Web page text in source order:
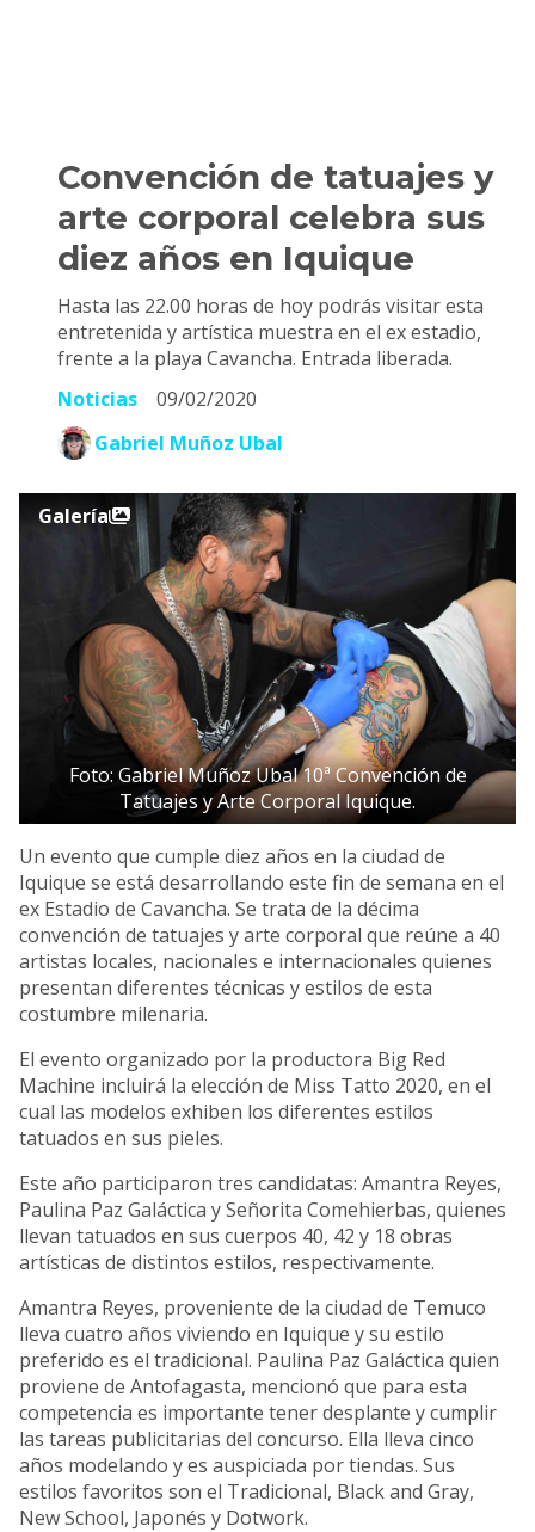
Convención de tatuajes y
arte corporal celebra sus
diez años en Iquique
Hasta las 22.00 horas de hoy podrás visitar esta
entretenida y artística muestra en el ex estadio,
frente a la playa Cavancha. Entrada liberada.
Noticias
09/02/2020
Gabriel Muñoz Ubal
Foto: Gabriel Muñoz Ubal 10ª Convención de
Tatuajes y Arte Corporal Iquique.
Galería
Un evento que cumple diez años en la ciudad de
Iquique se está desarrollando este fin de semana en el
ex Estadio de Cavancha. Se trata de la décima
convención de tatuajes y arte corporal que reúne a 40
artistas locales, nacionales e internacionales quienes
presentan diferentes técnicas y estilos de esta
costumbre milenaria.
El evento organizado por la productora Big Red
Machine incluirá la elección de Miss Tatto 2020, en el
cual las modelos exhiben los diferentes estilos
tatuados en sus pieles.
Este año participaron tres candidatas: Amantra Reyes,
Paulina Paz Galáctica y Señorita Comehierbas, quienes
llevan tatuados en sus cuerpos 40, 42 y 18 obras
artísticas de distintos estilos, respectivamente.
Amantra Reyes, proveniente de la ciudad de Temuco
lleva cuatro años viviendo en Iquique y su estilo
preferido es el tradicional. Paulina Paz Galáctica quien
proviene de Antofagasta, mencionó que para esta
competencia es importante tener desplante y cumplir
las tareas publicitarias del concurso. Ella lleva cinco
años modelando y es auspiciada por tiendas. Sus
estilos favoritos son el Tradicional, Black and Gray,
New School, Japonés y Dotwork.